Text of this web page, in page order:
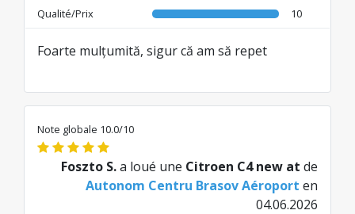
Qualité/Prix
10
Foarte mulțumită, sigur că am să repet
Note globale 10.0/10
Foszto S.a loué une Citroen C4 new at de
Autonom Centru Brasov Aéroport en
04.06.2026